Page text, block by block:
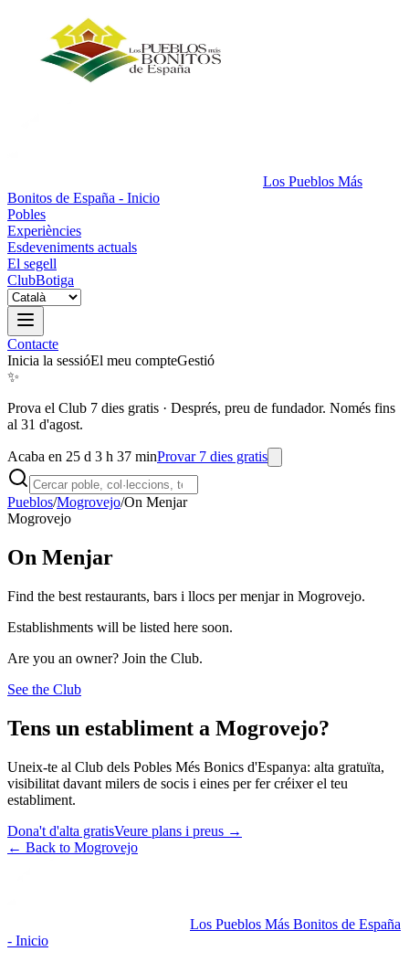
Los Pueblos Más
Bonitos de España - Inicio
Pobles
Experiències
Esdeveniments actuals
El segell
ClubBotiga
Contacte
Inicia la sessióEl meu compteGestió
✨
Prova el Club 7 dies gratis · Després, preu de fundador. Només fins
al 31 d'agost.
Acaba en 25 d 3 h 37 minProvar 7 dies gratis
Pueblos/Mogrovejo/On Menjar
Mogrovejo
On Menjar
Find the best restaurants, bars i llocs per menjar in Mogrovejo.
Establishments will be listed here soon.
Are you an owner? Join the Club.
See the Club
Tens un establiment a Mogrovejo?
Uneix-te al Club dels Pobles Més Bonics d'Espanya: alta gratuïta,
visibilitat davant milers de socis i eines per fer créixer el teu
establiment.
Dona't d'alta gratisVeure plans i preus →
← Back to Mogrovejo
Los Pueblos Más Bonitos de España
- Inicio